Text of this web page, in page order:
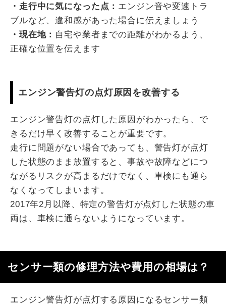
・走行中に気になった点： エンジン音や変速トラ
ブルなど、違和感があった場合に伝えましょう
・現在地： 自宅や業者までの距離がわかるよう、
正確な位置を伝えます
エンジン警告灯の点灯原因を改善する
エンジン警告灯の点灯した原因がわかったら、で
きるだけ早く改善することが重要です。
走行に問題がない場合であっても、警告灯が点灯
した状態のまま放置すると、事故や故障などにつ
ながるリスクが高まるだけでなく、車検にも通ら
なくなってしまいます。
2017年2月以降、特定の警告灯が点灯した状態の車
両は、車検に通らないようになっています。
センサー類の修理方法や費用の相場は？
エンジン警告灯が点灯する原因になるセンサー類